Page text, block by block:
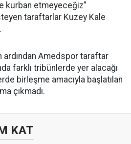
kurban etmeyeceğiz”
taraftarlar Kuzey Kale
ardından Amedspor taraftar
farklı tribünlerde yer alacağı
birleşme amacıyla başlatılan
çıkmadı.
KAT